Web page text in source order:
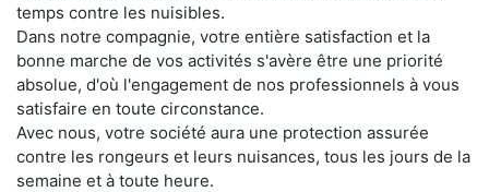
temps contre les nuisibles.
Dans notre compagnie, votre entière satisfaction et la
bonne marche de vos activités s'avère être une priorité
absolue, d'où l'engagement de nos professionnels à vous
satisfaire en toute circonstance.
Avec nous, votre société aura une protection assurée
contre les rongeurs et leurs nuisances, tous les jours de la
semaine et à toute heure.